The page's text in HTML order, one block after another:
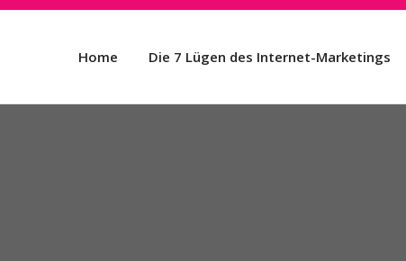
Home Die 7 Lügen des Internet-Marketings